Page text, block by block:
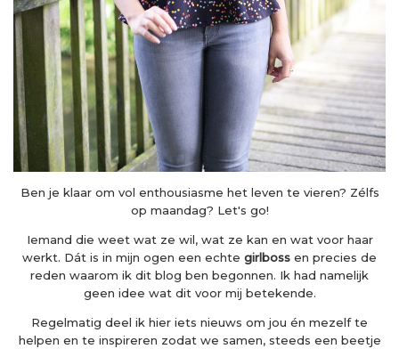
Ben je klaar om vol enthousiasme het leven te vieren? Zélfs
op maandag? Let's go!
Iemand die weet wat ze wil, wat ze kan en wat voor haar
werkt. Dát is in mijn ogen een echte girlboss en precies de
reden waarom ik dit blog ben begonnen. Ik had namelijk
geen idee wat dit voor mij betekende.
Regelmatig deel ik hier iets nieuws om jou én mezelf te
helpen en te inspireren zodat we samen, steeds een beetje